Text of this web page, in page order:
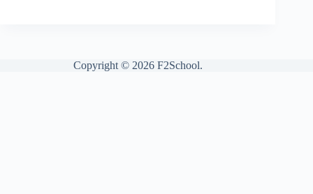
Copyright © 2026 F2School.